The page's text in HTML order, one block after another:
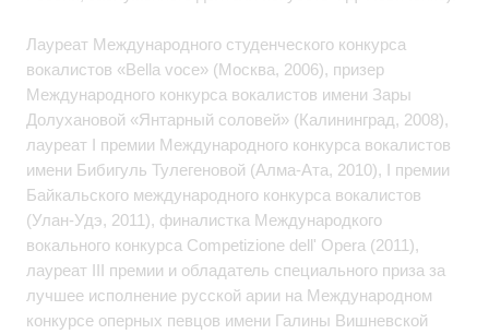
Лауреат Международного студенческого конкурса
вокалистов «Bella voce» (Москва, 2006), призер
Международного конкурса вокалистов имени Зары
Долухановой «Янтарный соловей» (Калининград, 2008),
лауреат I премии Международного конкурса вокалистов
имени Бибигуль Тулегеновой (Алма-Ата, 2010), I премии
Байкальского международного конкурса вокалистов
(Улан-Удэ, 2011), финалистка Международкого
вокального конкурса Competizione dell' Opera (2011),
лауреат III премии и обладатель специального приза за
лучшее исполнение русской арии на Международном
конкурсе оперных певцов имени Галины Вишневской